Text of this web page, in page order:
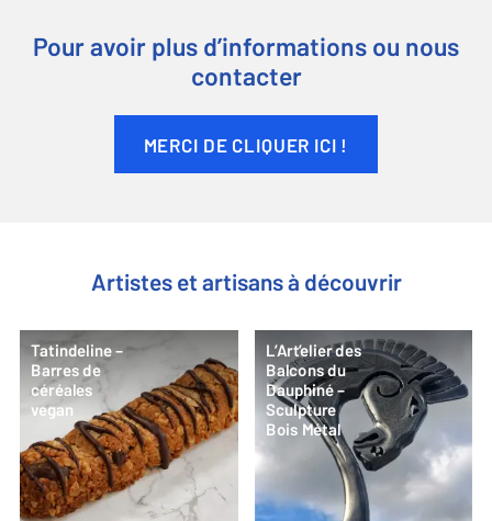
Pour avoir plus d’informations ou nous
contacter
MERCI DE CLIQUER ICI !
Artistes et artisans à découvrir
Tatindeline –
Barres de
céréales
vegan
L’Art’elier des
Balcons du
Dauphiné –
Sculpture
Bois Métal